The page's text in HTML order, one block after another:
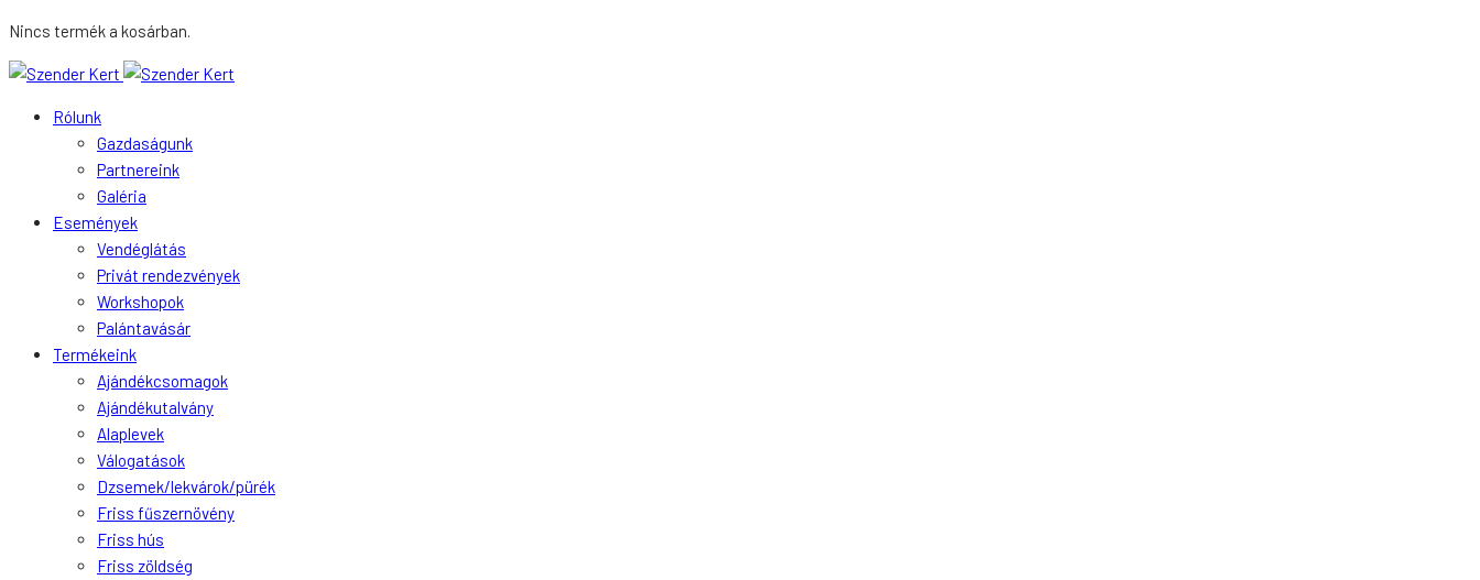
Nincs termék a kosárban.
Rólunk
Gazdaságunk
Partnereink
Galéria
Események
Vendéglátás
Privát rendezvények
Workshopok
Palántavásár
Termékeink
Ajándékcsomagok
Ajándékutalvány
Alaplevek
Válogatások
Dzsemek/lekvárok/pürék
Friss fűszernövény
Friss hús
Friss zöldség